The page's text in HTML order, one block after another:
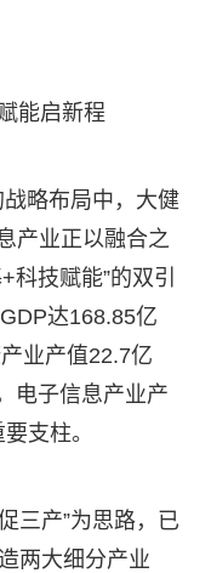
能启新程
战略布局中，大健
产业正以融合之
科技赋能”的双引
达168.85亿
业产值22.7亿
电子信息产业产
支柱。
三产”为思路，已
两大细分产业